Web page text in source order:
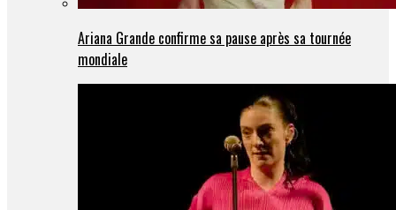
Ariana Grande confirme sa pause après sa tournée
mondiale